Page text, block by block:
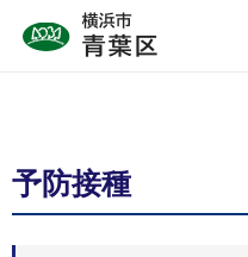
予防接種